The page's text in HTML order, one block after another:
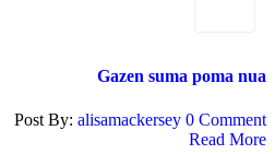
Gazen suma poma nua
Post By: alisamackersey 0 Comment
Read More